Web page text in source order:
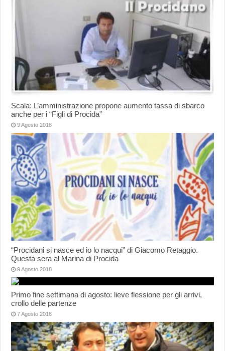
Scala: L’amministrazione propone aumento tassa di sbarco
anche per i “Figli di Procida”
9 Agosto 2018
“Procidani si nasce ed io lo nacqui” di Giacomo Retaggio.
Questa sera al Marina di Procida
9 Agosto 2018
Primo fine settimana di agosto: lieve flessione per gli arrivi,
crollo delle partenze
7 Agosto 2018